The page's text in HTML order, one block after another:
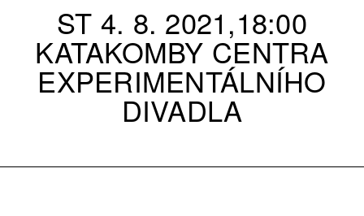
ST 4. 8. 2021,18:00
KATAKOMBY CENTRA
EXPERIMENTÁLNÍHO
DIVADLA